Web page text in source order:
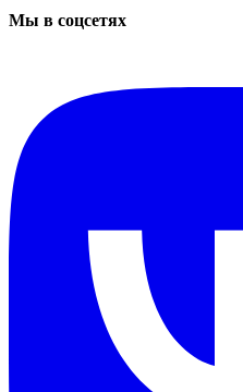
Мы в соцсетях